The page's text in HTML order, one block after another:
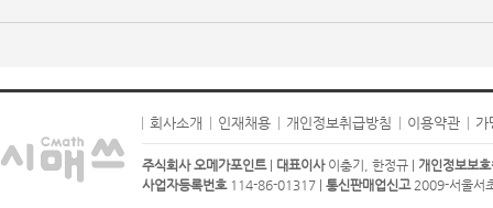
회사소개 인재채용 개인정보취급방침 이용약관 가
주식회사 오메가포인트| 대표이사이충기, 한정규 | 개인정보보
사업자등록번호114-86-01317 | 통신판매업신고2009-서울서